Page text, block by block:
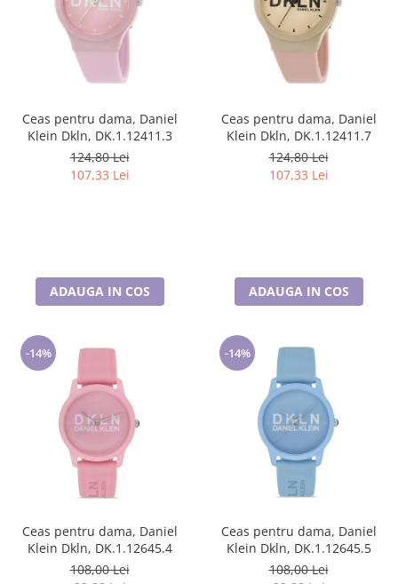
Ceas pentru dama, Daniel
Klein Dkln, DK.1.12411.3
124,80 Lei
107,33 Lei
ADAUGA IN COS
Ceas pentru dama, Daniel
Klein Dkln, DK.1.12411.7
124,80 Lei
107,33 Lei
ADAUGA IN COS
-14%
Ceas pentru dama, Daniel
Klein Dkln, DK.1.12645.4
108,00 Lei
-14%
Ceas pentru dama, Daniel
Klein Dkln, DK.1.12645.5
108,00 Lei